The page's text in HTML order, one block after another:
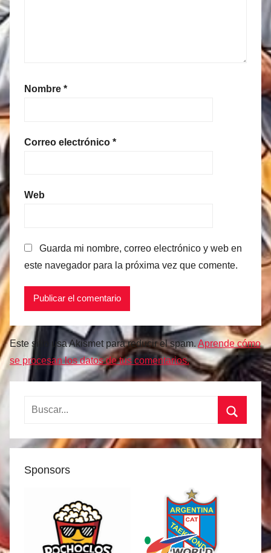
Nombre *
Correo electrónico *
Web
Guarda mi nombre, correo electrónico y web en
este navegador para la próxima vez que comente.
Este sitio usa Akismet para reducir el spam. Aprende cómo
se procesan los datos de tus comentarios.
Buscar:
Sponsors